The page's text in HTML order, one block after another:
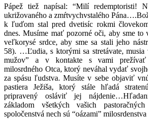
Pápež tiež napísal: “Milí redemptoristi!
ukrižovaného a zmŕtvychvstalého
k ľuďom stal pred dvetisíc rokmi
dnes. Musíme mať pozorné oči, aby sme to
veľkorysé srdce, aby sme sa stali jeho
58). …Ľudia, s ktorými sa stretávate,
mužov” a v kontakte s vami prežívať
milosrdného Otca, ktorý neváhal vydať
za spásu ľudstva. Musíte v sebe objaviť
pastiera Ježiša, ktorý stále hľadá
pripravený osláviť jej
základom všetkých vašich
spoločenstvá nech sú “oázami”